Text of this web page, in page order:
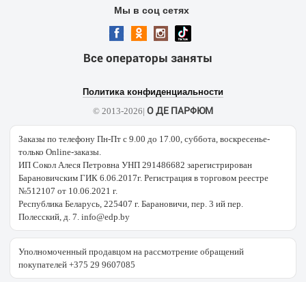
Мы в соц сетях
Все операторы заняты
Политика конфиденциальности
© 2013-2026| О ДЕ ПАРФЮМ
Заказы по телефону Пн-Пт с 9.00 до 17.00, суббота, воскресенье-
только Online-заказы.
ИП Сокол Алеся Петровна УНП 291486682 зарегистрирован
Барановичским ГИК 6.06.2017г. Регистрация в торговом реестре
№512107 от 10.06.2021 г.
Республика Беларусь, 225407 г. Барановичи, пер. 3 ий пер.
Полесский, д. 7. info@edp.by
Уполномоченный продавцом на рассмотрение обращений
покупателей +375 29 9607085